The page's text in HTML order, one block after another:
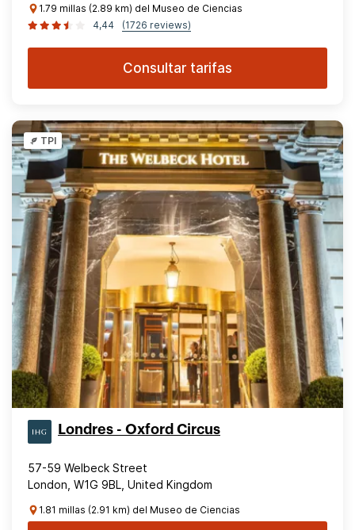
1.79 millas (2.89 km) del Museo de Ciencias
4,44
(1726 reviews)
Consultar tarifas
TPI
Londres - Oxford Circus
57-59 Welbeck Street
London, W1G 9BL, United Kingdom
1.81 millas (2.91 km) del Museo de Ciencias